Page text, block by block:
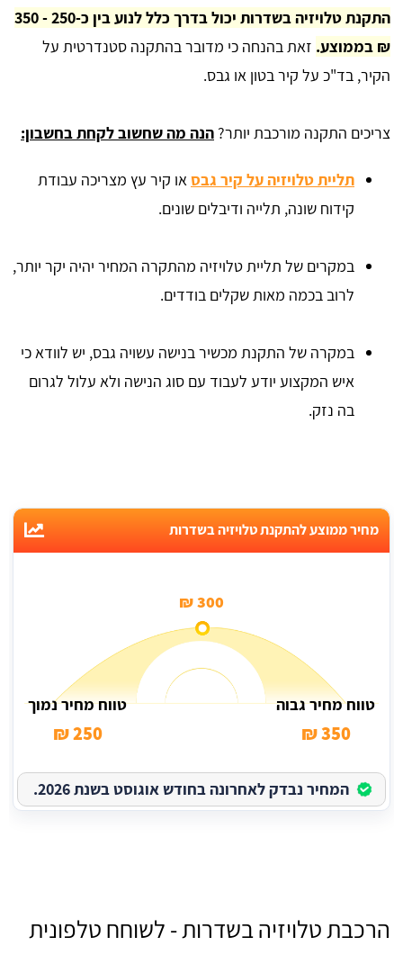
התקנת טלויזיה בשדרות יכול בדרך כלל לנוע בין כ-250 - 350
₪ בממוצע. זאת בהנחה כי מדובר בהתקנה סטנדרטית על
הקיר, בד"כ על קיר בטון או גבס.
צריכים התקנה מורכבת יותר? הנה מה שחשוב לקחת בחשבון:
תליית טלויזיה על קיר גבסאו קיר עץ מצריכה עבודת
קידוח שונה, תלייה ודיבלים שונים.
במקרים של תליית טלויזיה מהתקרה המחיר יהיה יקר יותר,
לרוב בכמה מאות שקלים בודדים.
במקרה של התקנת מכשיר בנישה עשויה גבס, יש לוודא כי
איש המקצוע יודע לעבוד עם סוג הנישה ולא עלול לגרום
בה נזק.
מחיר ממוצע להתקנת טלויזיה בשדרות
300 ₪
טווח מחיר גבוה
350 ₪
טווח מחיר נמוך
250 ₪
המחיר נבדק לאחרונה בחודש אוגוסט בשנת 2026.
הרכבת טלויזיה בשדרות - לשוחח טלפונית